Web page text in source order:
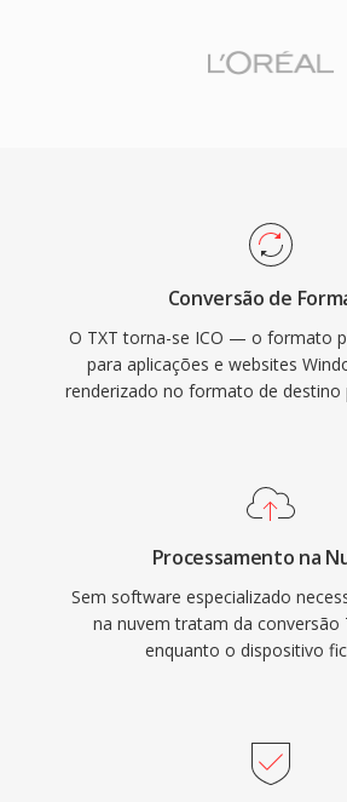
Conversão de
O TXT torna-se ICO — o formato
para aplicações e websites
renderizado no formato de destino
Processamento na
Sem software especializado
na nuvem tratam da conversão
enquanto o dispositivo